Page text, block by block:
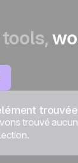
trouvé